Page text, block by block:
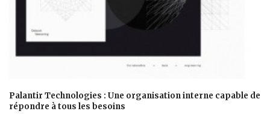
Palantir Technologies : Une organisation interne capable de
répondre à tous les besoins